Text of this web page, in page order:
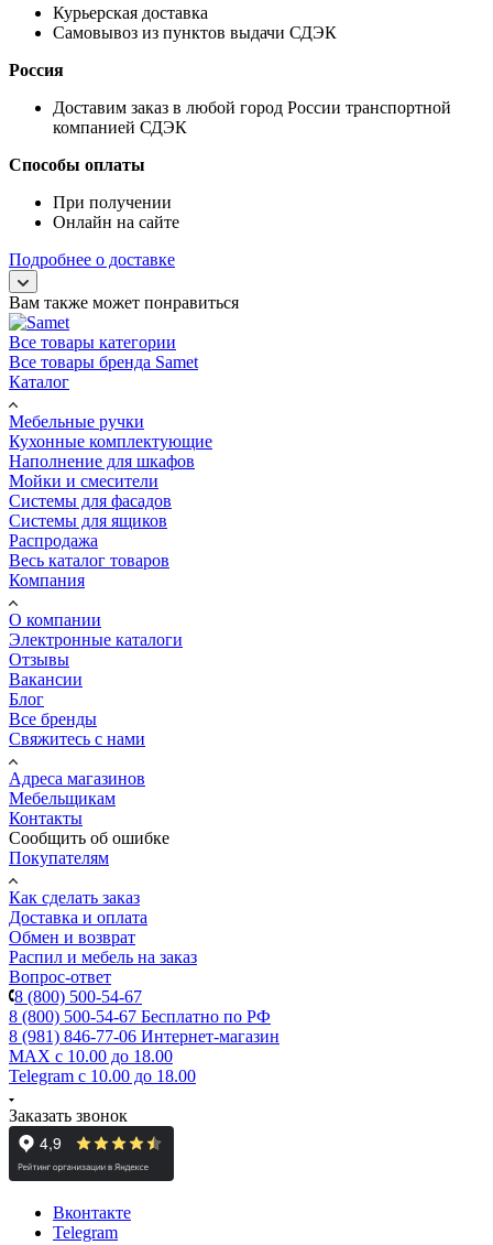
Курьерская доставка
Самовывоз из пунктов выдачи СДЭК
Россия
Доставим заказ в любой город России транспортной
компанией СДЭК
Способы оплаты
При получении
Онлайн на сайте
Подробнее о доставке
Вам также может понравиться
Все товары категории
Все товары бренда Samet
Каталог
Мебельные ручки
Кухонные комплектующие
Наполнение для шкафов
Мойки и смесители
Системы для фасадов
Системы для ящиков
Распродажа
Весь каталог товаров
Компания
О компании
Электронные каталоги
Отзывы
Вакансии
Блог
Все бренды
Свяжитесь с нами
Адреса магазинов
Мебельщикам
Контакты
Сообщить об ошибке
Покупателям
Как сделать заказ
Доставка и оплата
Обмен и возврат
Распил и мебель на заказ
Вопрос-ответ
8 (800) 500-54-67
8 (800) 500-54-67 Бесплатно по РФ
8 (981) 846-77-06 Интернет-магазин
MAX с 10.00 до 18.00
Telegram с 10.00 до 18.00
Заказать звонок
Вконтакте
Telegram